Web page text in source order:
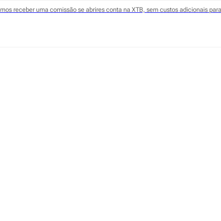
receber uma comissão se abrires conta na XTB, sem custos adicionais
dia a dia — quanto entra, quanto sai e como decides
objetivos (ex.: fundo de emergência, casa,